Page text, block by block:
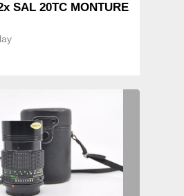
SAL 20TC MONTURE